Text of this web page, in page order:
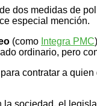
dos medidas de
especial mención.
(como Integra PMC
ordinario, pero
contratar a
sociedad, el